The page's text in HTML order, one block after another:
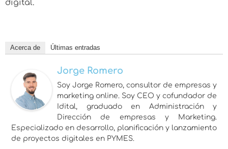
digital.
Acerca de Últimas entradas
Jorge Romero
Soy Jorge Romero, consultor de empresas y
marketing online. Soy CEO y cofundador de
Idital, graduado en Administración y
Dirección de empresas y Marketing.
Especializado en desarrollo, planificación y lanzamiento
de proyectos digitales en PYMES.